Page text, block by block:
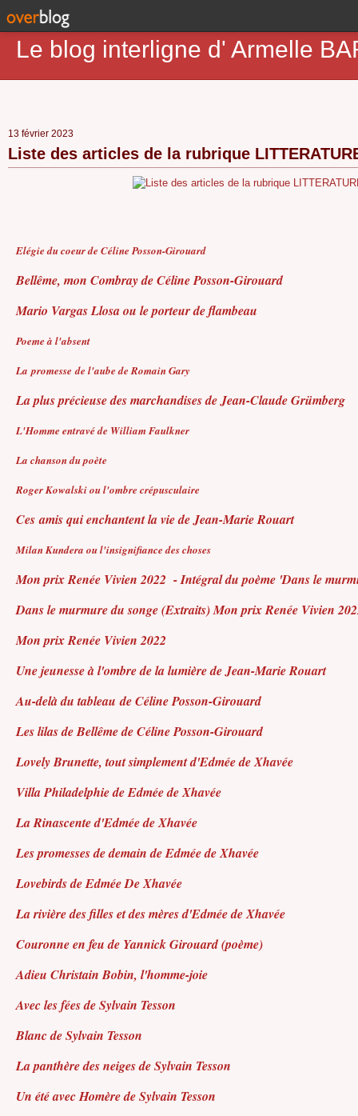
Le blog interligne d' Armelle
13 février 2023
Liste des articles de la rubrique
Elégie du coeur de Céline Posson-Girouard
Bellême, mon Combray de Céline Posson-Girouard
Mario Vargas Llosa ou le porteur de flambeau
Poeme à l'absent
La promesse de l'aube de Romain Gary
La plus précieuse des marchandises de Jean-Claude Grümberg
L'Homme entravé de William Faulkner
La chanson du poète
Roger Kowalski ou l'ombre crépusculaire
Ces amis qui enchantent la vie de Jean-Marie Rouart
Milan Kundera ou l'insignifiance des choses
Mon prix Renée Vivien 2022 - Intégral du poème 'Dans le
Dans le murmure du songe (Extraits) Mon prix Renée Vivien
Mon prix Renée Vivien 2022
Une jeunesse à l'ombre de la lumière de Jean-Marie Rouart
Au-delà du tableau de Céline Posson-Girouard
Les lilas de Bellême de Céline Posson-Girouard
Lovely Brunette, tout simplement d'Edmée de Xhavée
Villa Philadelphie de Edmée de Xhavée
La Rinascente d'Edmée de Xhavée
Les promesses de demain de Edmée de Xhavée
Lovebirds de Edmée De Xhavée
La rivière des filles et des mères d'Edmée de Xhavée
Couronne en feu de Yannick Girouard(poème)
Adieu Christain Bobin, l'homme-joie
Avec les fées de Sylvain Tesson
Blanc de Sylvain Tesson
La panthère des neiges de Sylvain Tesson
Un été avec Homère de Sylvain Tesson